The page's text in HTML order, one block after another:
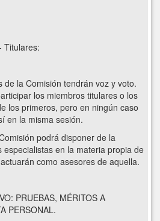
Titulares:
de la Comisión tendrán voz y voto.
los miembros titulares o los
los primeros, pero en ningún caso
en la misma sesión.
podrá disponer de la
en la materia propia de
como asesores de aquella.
PRUEBAS, MÉRITOS A
PERSONAL.